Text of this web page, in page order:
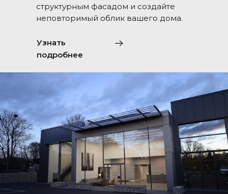
Узнать
подробнее
структурным фасадом и создайте
неповторимый облик вашего дома.